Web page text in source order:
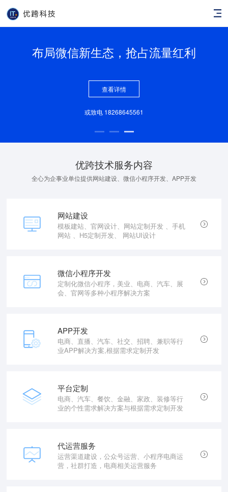
布局微信新生态，抢占流量红利
查看详情
或致电 18268645561
优跨技术服务内容
全心为企事业单位提供网站建设、微信小程序开发、APP开发
网站建设
模板建站、官网设计、网站定制开发 、手机
网站 、H5定制开发、 网站UI设计
微信小程序开发
定制化微信小程序，美业、电商、汽车、展
会、官网等多种小程序解决方案
APP开发
电商、直播、汽车、社交、招聘、兼职等行
业APP解决方案,根据需求定制开发
平台定制
电商、汽车、餐饮、金融、家政、装修等行
业的个性需求解决方案与根据需求定制开发
代运营服务
运营渠道建设，公众号运营、小程序电商运
营，社群打造，电商相关运营服务